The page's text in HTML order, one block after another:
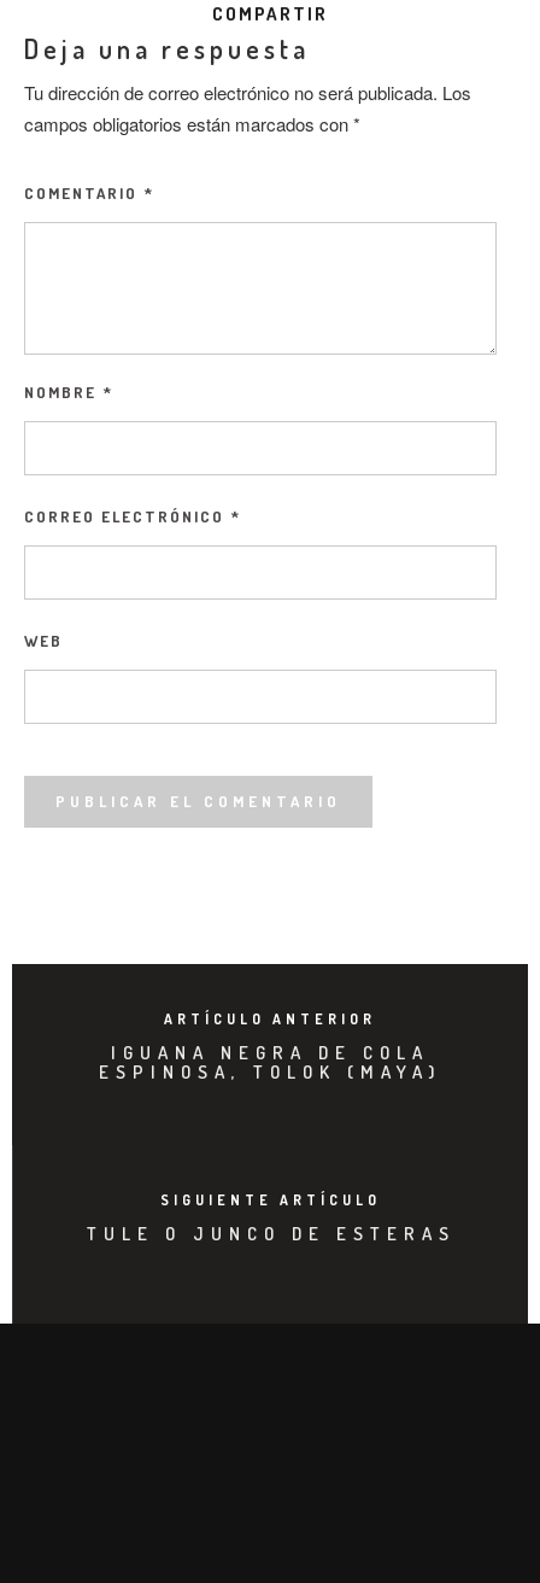
COMPARTIR
Deja una respuesta
Tu dirección de correo electrónico no será publicada. Los
campos obligatorios están marcados con*
COMENTARIO *
NOMBRE *
CORREO ELECTRÓNICO *
WEB
ARTÍCULO ANTERIOR
IGUANA NEGRA DE COLA
ESPINOSA, TOLOK (MAYA)
SIGUIENTE ARTÍCULO
TULE O JUNCO DE ESTERAS